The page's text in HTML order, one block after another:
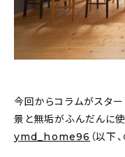
新着記事
人気の記事
おすすめの記事
今回からコラムがスタ
景と無垢がふんだんに
ymd_home96 （以下